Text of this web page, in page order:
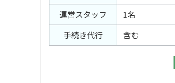
運営スタッフ 1名
手続き代行
含む